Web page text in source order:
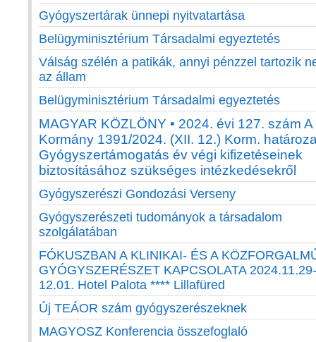
Gyógyszertárak ünnepi nyitvatartása
Belügyminisztérium Társadalmi egyeztetés
Válság szélén a patikák, annyi pénzzel tartozik
az állam
Belügyminisztérium Társadalmi egyeztetés
MAGYAR KÖZLÖNY • 2024. évi 127. szám A
Kormány 1391/2024. (XII. 12.) Korm.
Gyógyszertámogatás év végi kifizetéseinek
biztosításához szükséges intézkedésekről
Gyógyszerészi Gondozási Verseny
Gyógyszerészeti tudományok a társadalom
szolgálatában
FÓKUSZBAN A KLINIKAI- ÉS A
GYÓGYSZERÉSZET KAPCSOLATA 2024.11.29-
12.01. Hotel Palota **** Lillafüred
Új TEÁOR szám gyógyszerészeknek
MAGYOSZ Konferencia összefoglaló